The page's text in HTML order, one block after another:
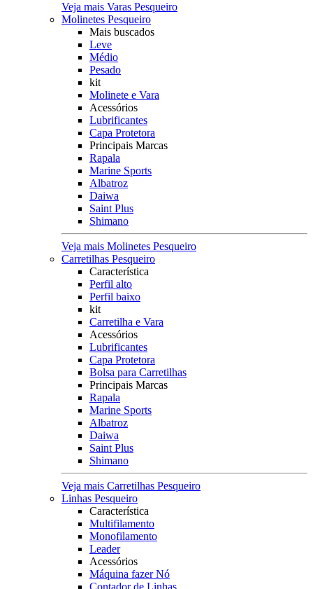
Veja mais Varas Pesqueiro
Molinetes Pesqueiro
Mais buscados
Leve
Médio
Pesado
kit
Molinete e Vara
Acessórios
Lubrificantes
Capa Protetora
Principais Marcas
Rapala
Marine Sports
Albatroz
Daiwa
Saint Plus
Shimano
Veja mais Molinetes Pesqueiro
Carretilhas Pesqueiro
Característica
Perfil alto
Perfil baixo
kit
Carretilha e Vara
Acessórios
Lubrificantes
Capa Protetora
Bolsa para Carretilhas
Principais Marcas
Rapala
Marine Sports
Albatroz
Daiwa
Saint Plus
Shimano
Veja mais Carretilhas Pesqueiro
Linhas Pesqueiro
Característica
Multifilamento
Monofilamento
Leader
Acessórios
Máquina fazer Nó
Contador de Linhas